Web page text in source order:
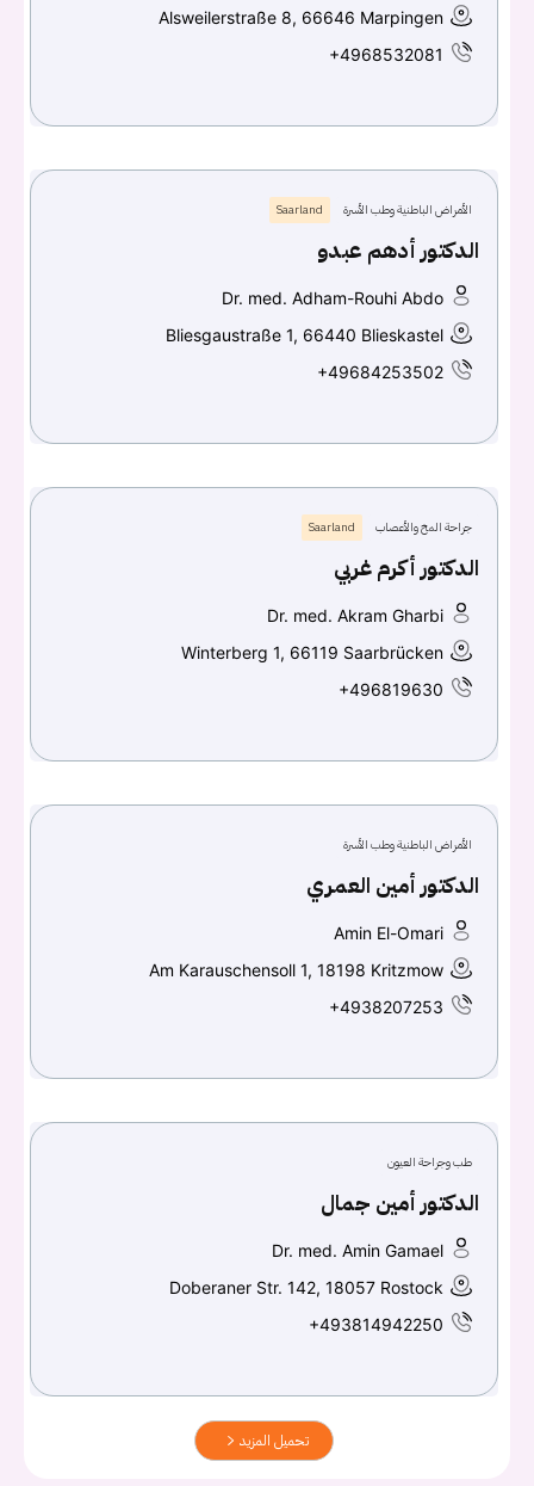
Alsweilerstraße 8, 66646 Marpingen
+4968532081
الأمراض الباطنية وطب الأسرة Saarland
الدكتور أدهم عبدو
Dr. med. Adham-Rouhi Abdo
Bliesgaustraße 1, 66440 Blieskastel
+49684253502
جراحة المخ والأعصاب Saarland
الدكتور أكرم غربي
Dr. med. Akram Gharbi
Winterberg 1, 66119 Saarbrücken
+496819630
الأمراض الباطنية وطب الأسرة
الدكتور أمين العمري
Amin El-Omari
Am Karauschensoll 1, 18198 Kritzmow
+4938207253
طب وجراحة العيون
الدكتور أمين جمال
Dr. med. Amin Gamael
Doberaner Str. 142, 18057 Rostock
+493814942250
تحميل المزيد